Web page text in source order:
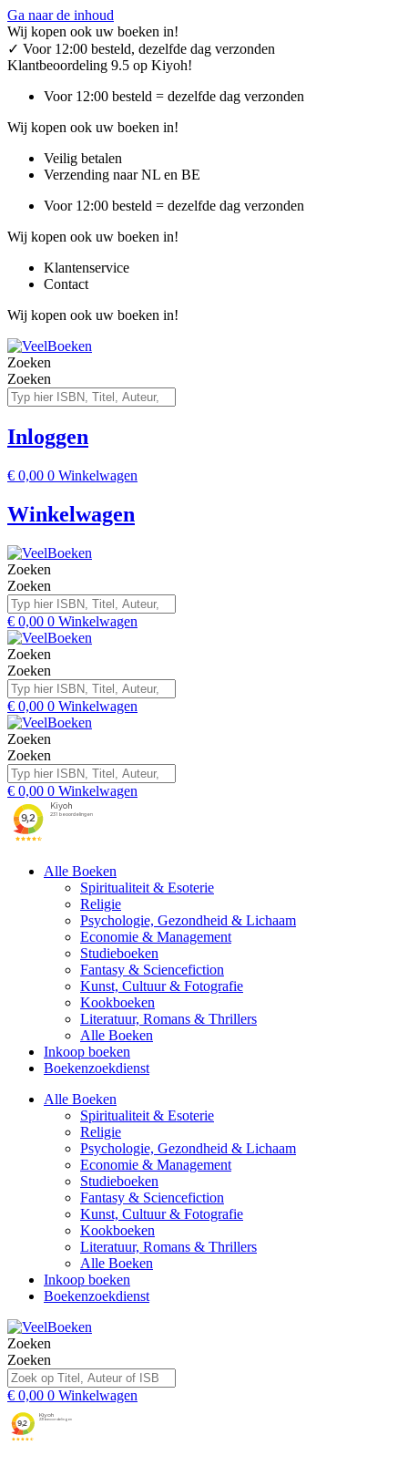
Ga naar de inhoud
Wij kopen ook uw boeken in!
✓ Voor 12:00 besteld, dezelfde dag verzonden
Klantbeoordeling 9.5 op Kiyoh!
Voor 12:00 besteld = dezelfde dag verzonden
Wij kopen ook uw boeken in!
Veilig betalen
Verzending naar NL en BE
Voor 12:00 besteld = dezelfde dag verzonden
Wij kopen ook uw boeken in!
Klantenservice
Contact
Wij kopen ook uw boeken in!
Zoeken
Zoeken
Inloggen
€ 0,00 0 Winkelwagen
Winkelwagen
Zoeken
Zoeken
€ 0,00 0 Winkelwagen
Zoeken
Zoeken
€ 0,00 0 Winkelwagen
Zoeken
Zoeken
€ 0,00 0 Winkelwagen
Alle Boeken
Spiritualiteit & Esoterie
Religie
Psychologie, Gezondheid & Lichaam
Economie & Management
Studieboeken
Fantasy & Sciencefiction
Kunst, Cultuur & Fotografie
Kookboeken
Literatuur, Romans & Thrillers
Alle Boeken
Inkoop boeken
Boekenzoekdienst
Alle Boeken
Spiritualiteit & Esoterie
Religie
Psychologie, Gezondheid & Lichaam
Economie & Management
Studieboeken
Fantasy & Sciencefiction
Kunst, Cultuur & Fotografie
Kookboeken
Literatuur, Romans & Thrillers
Alle Boeken
Inkoop boeken
Boekenzoekdienst
Zoeken
Zoeken
€ 0,00 0 Winkelwagen